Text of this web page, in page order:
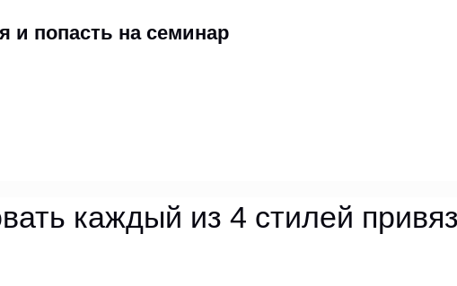
и попасть на семинар
каждый из 4 стилей